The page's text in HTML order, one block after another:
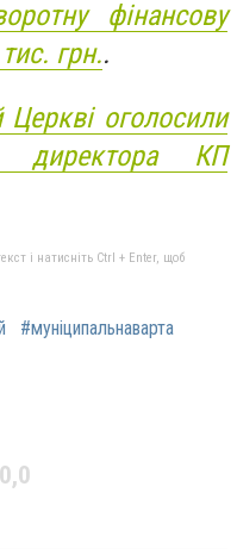
фінансову
грн..
Церкві оголосили
директора КП
і натисніть Ctrl + Enter, щоб
#муніципальнаварта
0,0